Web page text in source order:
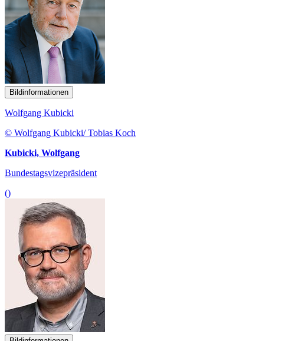
Bildinformationen
Wolfgang Kubicki
© Wolfgang Kubicki/ Tobias Koch
Kubicki, Wolfgang
Bundestagsvizepräsident
()